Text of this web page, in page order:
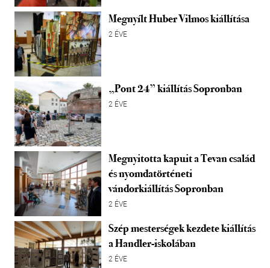
Megnyílt Huber Vilmos kiállítása
2 ÉVE
„Pont 24” kiállítás Sopronban
2 ÉVE
Megnyitotta kapuit a Tevan család
és nyomdatörténeti
vándorkiállítás Sopronban
2 ÉVE
Szép mesterségek kezdete kiállítás
a Handler-iskolában
2 ÉVE